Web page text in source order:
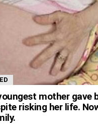
mother gave
risking her life.